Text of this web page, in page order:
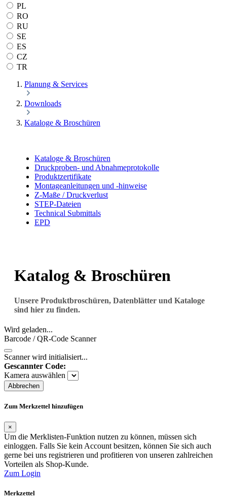
PL
RO
RU
SE
ES
CZ
TR
Planung & Services
Downloads
Kataloge & Broschüren
Kataloge & Broschüren
Druckproben- und Abnahmeprotokolle
Produktzertifikate
Montageanleitungen und -hinweise
Z-Maße / Druckverlust
STEP-Dateien
Technical Submittals
EPD
Katalog & Broschüren
Unsere Produktbroschüren, Datenblätter und Kataloge
sind hier zu finden.
Wird geladen...
Barcode / QR-Code Scanner
Scanner wird initialisiert...
Gescannter Code:
Kamera auswählen
Abbrechen
Zum Merkzettel hinzufügen
×
Um die Merklisten-Funktion nutzen zu können, müssen sich
einloggen. Falls Sie kein Account besitzen, können Sie sich auch
gerne bei uns registrieren und profitieren von unseren zahlreichen
Vorteilen als Shop-Kunde.
Zum Login
Merkzettel